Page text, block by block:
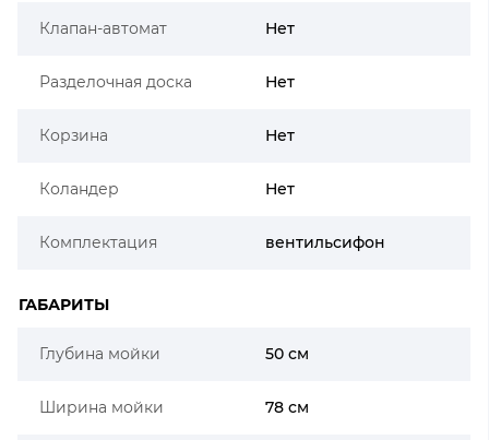
Клапан-автомат Нет
Разделочная доска Нет
Корзина Нет
Коландер Нет
Комплектация вентильсифон
ГАБАРИТЫ
Глубина мойки 50 см
Ширина мойки 78 см